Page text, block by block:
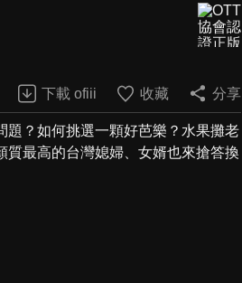
下載 ofiii 收藏 分享
題？如何挑選一顆好芭樂？水果攤老
最高的台灣媳婦、女婿也來搶答換